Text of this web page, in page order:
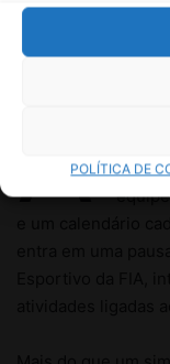
POLÍTICA DE